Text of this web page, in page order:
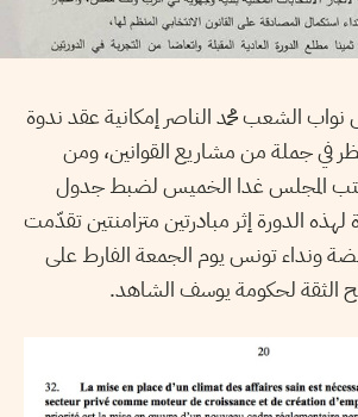
الشعب محمد الناصر إمكانية عقد ندوة
في جملة من مشاريع القوانين، ومن
المجلس غدا الخميس لضبط جدول
لهذه الدورة إثر مبادرتين متزامنتين تقدّمت
ونداء تونس يوم الجمعة الفارط على
الثقة لحكومة يوسف الشاهد.